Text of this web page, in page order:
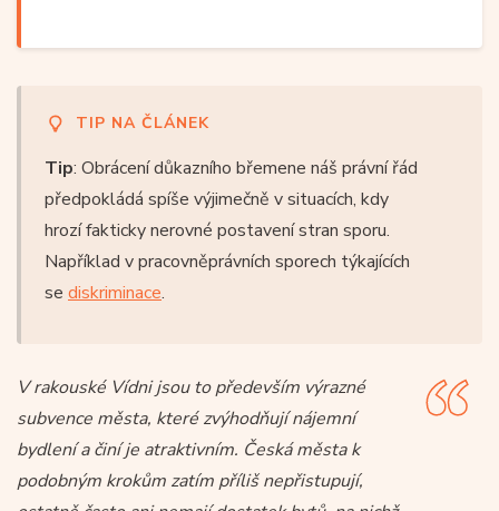
TIP NA ČLÁNEK
Tip: Obrácení důkazního břemene náš právní řád
předpokládá spíše výjimečně v situacích, kdy
hrozí fakticky nerovné postavení stran sporu.
Například v pracovněprávních sporech týkajících
se diskriminace.
V rakouské Vídni jsou to především výrazné
subvence města, které zvýhodňují nájemní
bydlení a činí je atraktivním. Česká města k
podobným krokům zatím příliš nepřistupují,